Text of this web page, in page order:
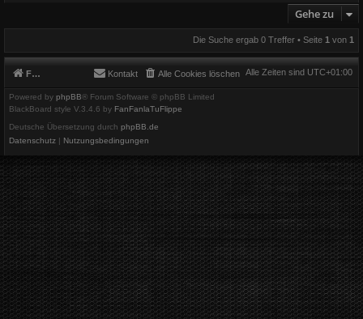
Gehe zu
Die Suche ergab 0 Treffer • Seite 1 von 1
Foren-Übersicht Alle Zeiten sind UTC+01:00
Alle Cookies löschen
Kontakt
Powered by phpBB® Forum Software © phpBB Limited
BlackBoard style V.3.4.6 by FanFanlaTuFlippe
Deutsche Übersetzung durch phpBB.de
Datenschutz
Nutzungsbedingungen